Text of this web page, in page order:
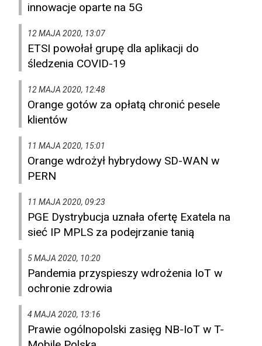
innowacje oparte na 5G
12 MAJA 2020, 13:07
ETSI powołał grupę dla aplikacji do
śledzenia COVID-19
12 MAJA 2020, 12:48
Orange gotów za opłatą chronić pesele
klientów
11 MAJA 2020, 15:01
Orange wdrożył hybrydowy SD-WAN w
PERN
11 MAJA 2020, 09:23
PGE Dystrybucja uznała ofertę Exatela na
sieć IP MPLS za podejrzanie tanią
5 MAJA 2020, 10:20
Pandemia przyspieszy wdrożenia IoT w
ochronie zdrowia
4 MAJA 2020, 13:16
Prawie ogólnopolski zasięg NB-IoT w T-